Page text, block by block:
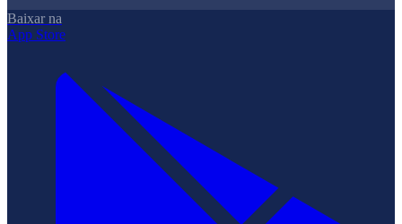
Baixar na
App Store